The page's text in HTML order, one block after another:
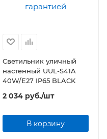
Светильник уличный
настенный UUL-S41A
40W/E27 IP65 BLACK
2 034руб./шт
В корзину